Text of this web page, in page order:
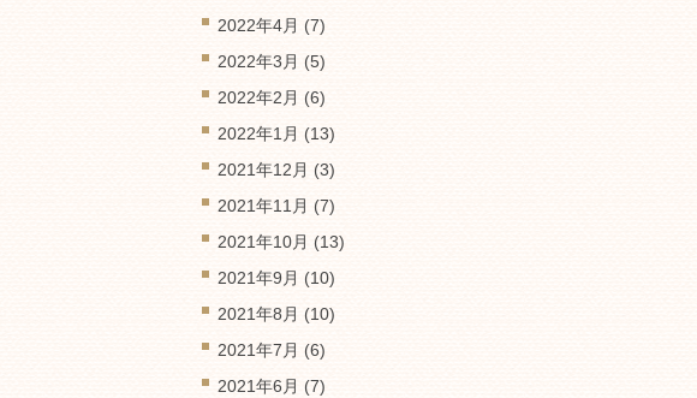
2022年4月 (7)
2022年3月 (5)
2022年2月 (6)
2022年1月 (13)
2021年12月 (3)
2021年11月 (7)
2021年10月 (13)
2021年9月 (10)
2021年8月 (10)
2021年7月 (6)
2021年6月 (7)